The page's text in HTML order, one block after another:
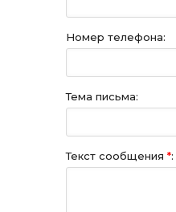
Номер телефона:
Тема письма:
Текст сообщения *: